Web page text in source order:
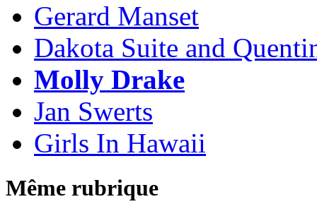
Gerard Manset
Dakota Suite and
Molly Drake
Jan Swerts
Girls In Hawaii
Même rubrique